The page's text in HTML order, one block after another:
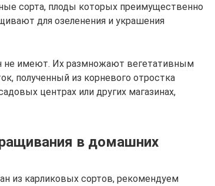
сорта, плоды которых преимущественно
для озеленения и украшения
не имеют. Их размножают вегетативным
полученный из корневого отростка
центрах или других магазинах,
в домашних
из карликовых сортов, рекомендуем